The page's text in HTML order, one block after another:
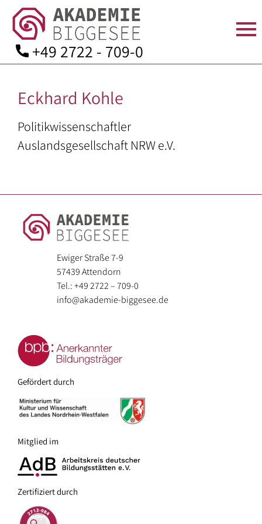
content
+49 2722 - 709-0
STARTSEITE
ÜBER
UNS
Team
Geschichte
Aufsichtsrat
und
Kuratorium
Zertifizierung
Impressionen
Galerie
Referenzen
SEMINARANGEBOT
Seminarprogramm
Bildungsurlaube
für:
Angehörige
Bundeswehr
Unternehmen
Politisch
Engagierte
Schulen
–
Soziale
pädagogische
TAGEN
IN
DER
Seminarräume
Ausstattung
Buchung
Freizeitgestaltung:
–
Angebote
in
der
–
Aktivitäten
in
AKTUELLES
KONTAKT
Anfahrt
Kontaktformular
Downloads
Eckhard Kohle
Politikwissenschaftler
Auslandsgesellschaft NRW e.V.
Ewiger Straße 7-9
57439 Attendorn
Tel.: +49 2722 – 709-0
info@akademie-biggesee.de
Gefördert durch
Mitglied im
Zertifiziert durch